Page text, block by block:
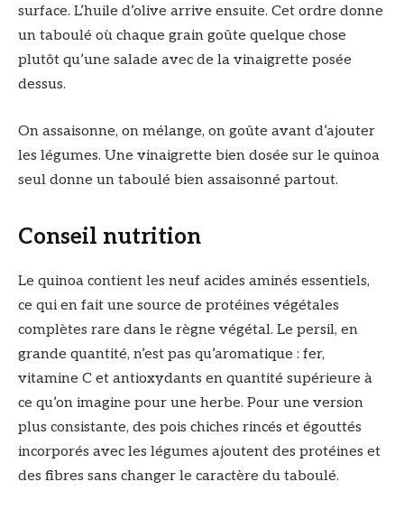
surface. L’huile d’olive arrive ensuite. Cet ordre donne
un taboulé où chaque grain goûte quelque chose
plutôt qu’une salade avec de la vinaigrette posée
dessus.
On assaisonne, on mélange, on goûte avant d’ajouter
les légumes. Une vinaigrette bien dosée sur le quinoa
seul donne un taboulé bien assaisonné partout.
Conseil nutrition
Le quinoa contient les neuf acides aminés essentiels,
ce qui en fait une source de protéines végétales
complètes rare dans le règne végétal. Le persil, en
grande quantité, n’est pas qu’aromatique : fer,
vitamine C et antioxydants en quantité supérieure à
ce qu’on imagine pour une herbe. Pour une version
plus consistante, des pois chiches rincés et égouttés
incorporés avec les légumes ajoutent des protéines et
des fibres sans changer le caractère du taboulé.